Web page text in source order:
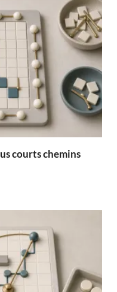
courts chemins